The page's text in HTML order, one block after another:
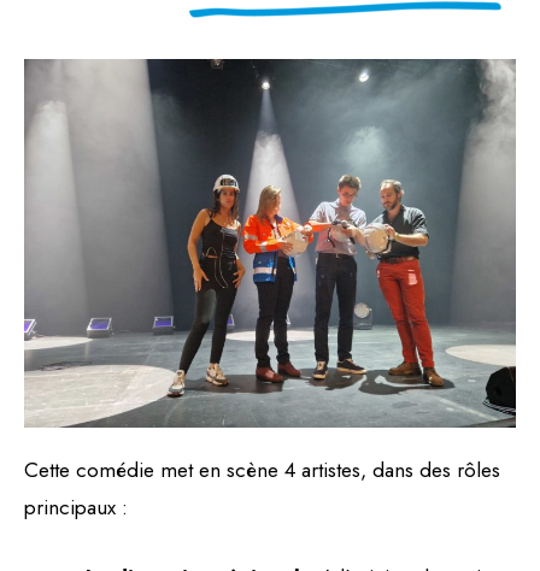
Cette comédie met en scène 4 artistes, dans des rôles
principaux :